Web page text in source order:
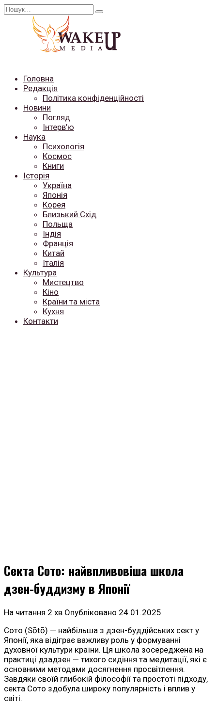
Перейти
Search
Головна
Редакція
Політика конфіденційності
Новини
Погляд
Інтерв’ю
Наука
Психологія
Космос
Книги
Історія
Україна
Японія
Корея
Близький Схід
Польща
Індія
Франція
Китай
Італія
Культура
Мистецтво
Кіно
Країни та міста
Кухня
Контакти
Секта Сото: найвпливовіша школа
дзен-буддизму в Японії
На читання 2 хв Опубліковано 24.01.2025
Сото (Sōtō) — найбільша з дзен-буддійських сект у
Японії, яка відіграє важливу роль у формуванні
духовної культури країни. Ця школа зосереджена на
практиці дзадзен — тихого сидіння та медитації, які є
основними методами досягнення просвітлення.
Завдяки своїй глибокій філософії та простоті підходу,
секта Сото здобула широку популярність і вплив у
світі.